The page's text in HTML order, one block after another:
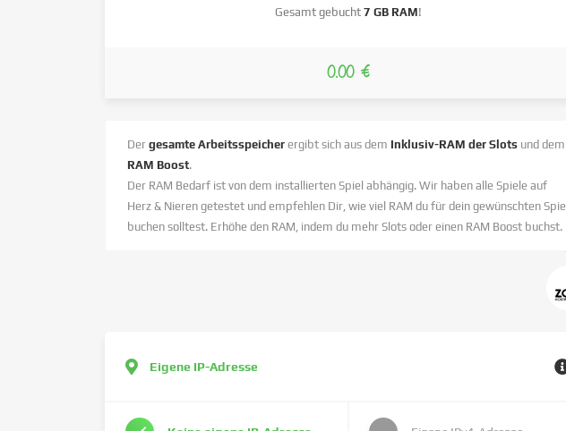
Gesamt gebucht 7 GB RAM!
0.00 €
Der gesamte Arbeitsspeicher ergibt sich aus dem Inklusiv-RAM der Slots und dem
RAM Boost.
Der RAM Bedarf ist von dem installierten Spiel abhängig. Wir haben alle Spiele auf
Herz & Nieren getestet und empfehlen Dir, wie viel RAM du für dein gewünschten Spiel
buchen solltest. Erhöhe den RAM, indem du mehr Slots oder einen RAM Boost buchst.
Eigene IP-Adresse